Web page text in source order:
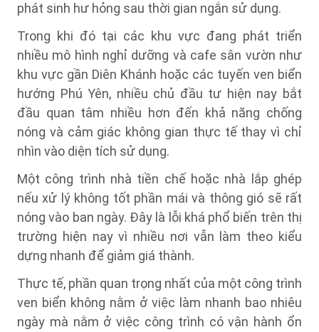
phát sinh hư hỏng sau thời gian ngắn sử dụng.
Trong khi đó tại các khu vực đang phát triển
nhiều mô hình nghỉ dưỡng và cafe sân vườn như
khu vực gần Diên Khánh hoặc các tuyến ven biển
hướng Phú Yên, nhiều chủ đầu tư hiện nay bắt
đầu quan tâm nhiều hơn đến khả năng chống
nóng và cảm giác không gian thực tế thay vì chỉ
nhìn vào diện tích sử dụng.
Một công trình nhà tiền chế hoặc nhà lắp ghép
nếu xử lý không tốt phần mái và thông gió sẽ rất
nóng vào ban ngày. Đây là lỗi khá phổ biến trên thị
trường hiện nay vì nhiều nơi vẫn làm theo kiểu
dựng nhanh để giảm giá thành.
Thực tế, phần quan trọng nhất của một công trình
ven biển không nằm ở việc làm nhanh bao nhiêu
ngày mà nằm ở việc công trình có vận hành ổn